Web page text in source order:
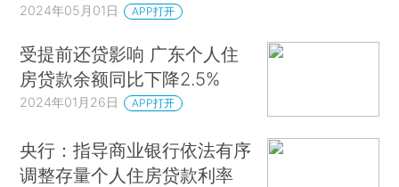
2024年05月01日 APP打开
受提前还贷影响 广东个人住
房贷款余额同比下降2.5%
2024年01月26日 APP打开
央行：指导商业银行依法有序
调整存量个人住房贷款利率